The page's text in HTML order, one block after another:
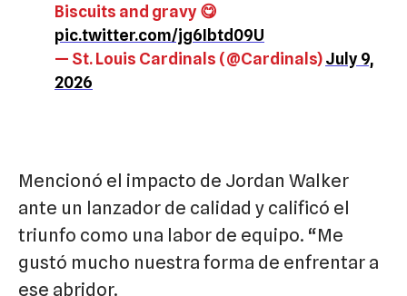
Biscuits and gravy 😋
pic.twitter.com/jg6Ibtd09U
— St. Louis Cardinals (@Cardinals)July 9,
2026
Mencionó el impacto de Jordan Walker
ante un lanzador de calidad y calificó el
triunfo como una labor de equipo. “Me
gustó mucho nuestra forma de enfrentar a
ese abridor.